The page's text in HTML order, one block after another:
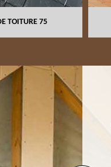
TOITURE 75
pour
fait pour des